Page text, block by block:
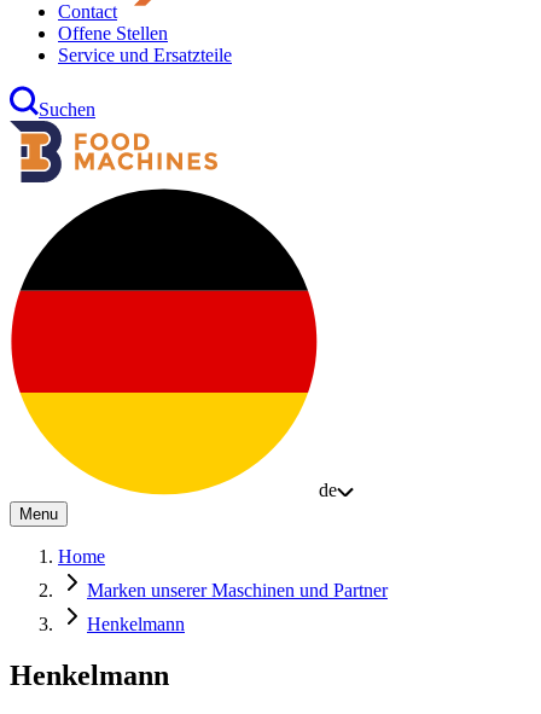
Contact
Offene Stellen
Service und Ersatzteile
Suchen
de
Menu
Home
Marken unserer Maschinen und Partner
Henkelmann
Henkelmann